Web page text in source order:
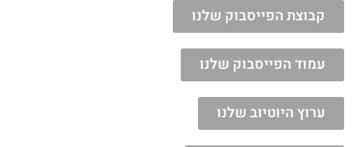
קבוצת הפייסבוק שלנו
עמוד הפייסבוק שלנו
ערוץ היוטיוב שלנו